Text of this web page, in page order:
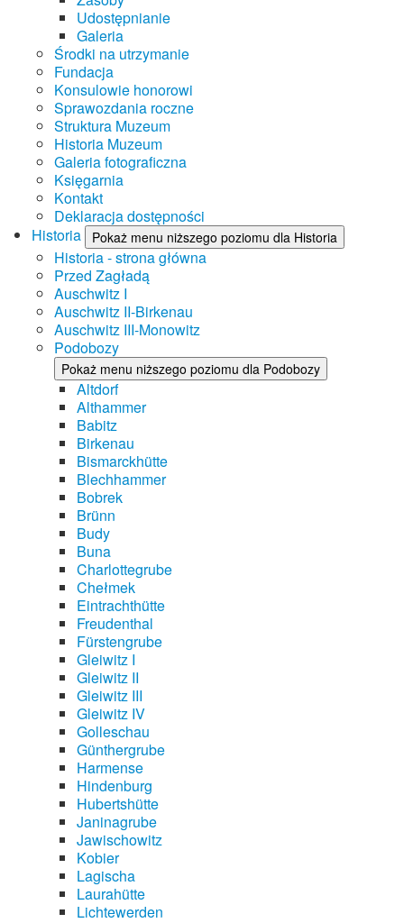
Udostępnianie
Galeria
Środki na utrzymanie
Fundacja
Konsulowie honorowi
Sprawozdania roczne
Struktura Muzeum
Historia Muzeum
Galeria fotograficzna
Księgarnia
Kontakt
Deklaracja dostępności
Historia
Pokaż menu niższego poziomu dla Historia
Historia - strona główna
Przed Zagładą
Auschwitz I
Auschwitz II-Birkenau
Auschwitz III-Monowitz
Podobozy
Pokaż menu niższego poziomu dla Podobozy
Altdorf
Althammer
Babitz
Birkenau
Bismarckhütte
Blechhammer
Bobrek
Brünn
Budy
Buna
Charlottegrube
Chełmek
Eintrachthütte
Freudenthal
Fürstengrube
Gleiwitz I
Gleiwitz II
Gleiwitz III
Gleiwitz IV
Golleschau
Günthergrube
Harmense
Hindenburg
Hubertshütte
Janinagrube
Jawischowitz
Kobier
Lagischa
Laurahütte
Lichtewerden